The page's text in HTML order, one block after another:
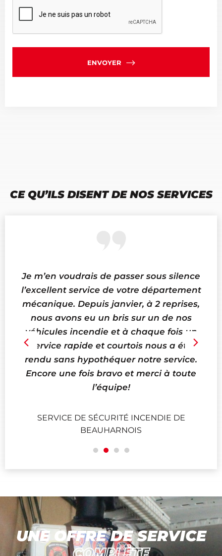
ENVOYER
CE QU’ILS DISENT DE NOS SERVICES
Je m’en voudrais de passer sous silence
l’excellent service de votre département
mécanique. Depuis janvier, à 2 reprises,
nous avons eu un bris sur un de nos
véhicules incendie et à chaque fois un
service rapide et courtois nous a été
rendu sans hypothéquer notre service.
Encore une fois bravo et merci à toute
l’équipe!
SERVICE DE SÉCURITÉ INCENDIE DE
BEAUHARNOIS
UNE OFFRE DE SERVICE